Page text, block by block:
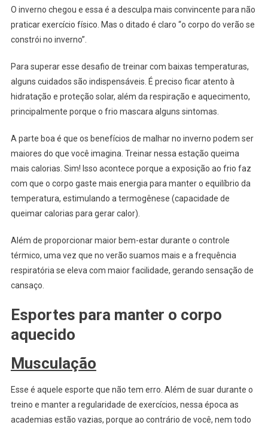
O inverno chegou e essa é a desculpa mais convincente para não
praticar exercício físico. Mas o ditado é claro “o corpo do verão se
constrói no inverno”.
Para superar esse desafio de treinar com baixas temperaturas,
alguns cuidados são indispensáveis. É preciso ficar atento à
hidratação e proteção solar, além da respiração e aquecimento,
principalmente porque o frio mascara alguns sintomas.
A parte boa é que os benefícios de malhar no inverno podem ser
maiores do que você imagina. Treinar nessa estação queima
mais calorias. Sim! Isso acontece porque a exposição ao frio faz
com que o corpo gaste mais energia para manter o equilíbrio da
temperatura, estimulando a termogênese (capacidade de
queimar calorias para gerar calor).
Além de proporcionar maior bem-estar durante o controle
térmico, uma vez que no verão suamos mais e a frequência
respiratória se eleva com maior facilidade, gerando sensação de
cansaço.
Esportes para manter o corpo
aquecido
Musculação
Esse é aquele esporte que não tem erro. Além de suar durante o
treino e manter a regularidade de exercícios, nessa época as
academias estão vazias, porque ao contrário de você, nem todo